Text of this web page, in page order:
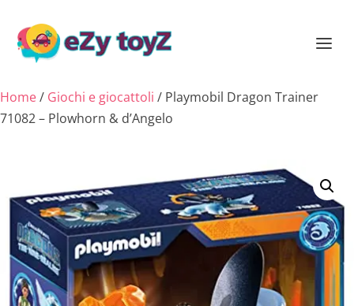
Home/ Giochi e giocattoli / Playmobil Dragon Trainer
71082 – Plowhorn & d’Angelo